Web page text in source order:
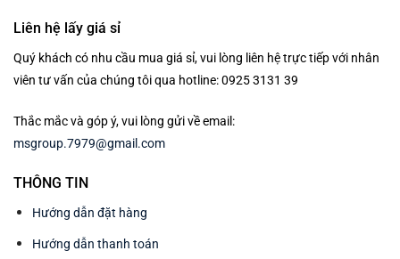
Liên hệ lấy giá sỉ
Quý khách có nhu cầu mua giá sỉ, vui lòng liên hệ trực tiếp với nhân
viên tư vấn của chúng tôi qua hotline: 0925 3131 39
Thắc mắc và góp ý, vui lòng gửi về email:
msgroup.7979@gmail.com
THÔNG TIN
Hướng dẫn đặt hàng
Hướng dẫn thanh toán